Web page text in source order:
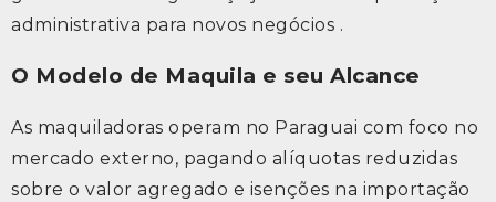
administrativa para novos negócios .
O Modelo de Maquila e seu Alcance
As maquiladoras operam no Paraguai com foco no
mercado externo, pagando alíquotas reduzidas
sobre o valor agregado e isenções na importação